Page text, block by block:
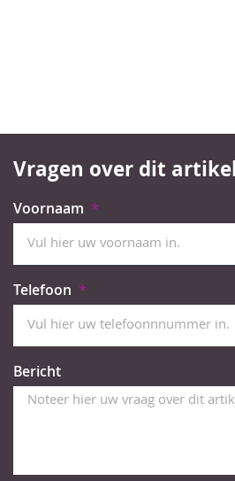
Vragen over dit
Voornaam
Telefoon
Bericht